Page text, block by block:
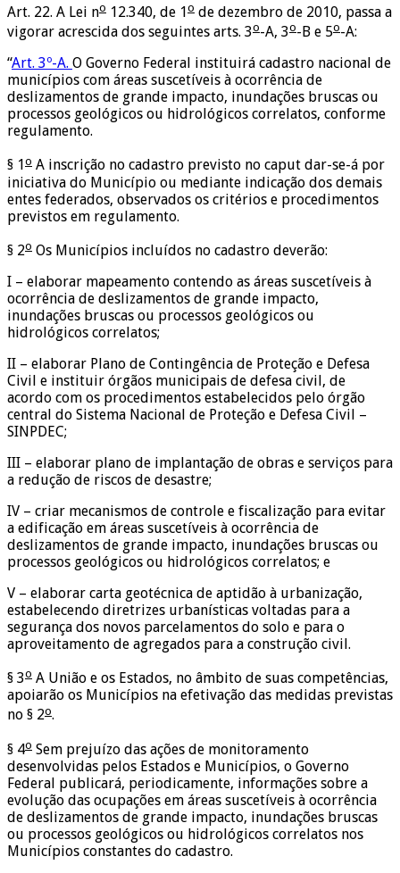
Art. 22. A Lei no 12.340, de 1 o de dezembro de 2010, passa a
vigorar acrescida dos seguintes arts. 3o-A, 3o-B e 5o-A:
“Art. 3º-A. O Governo Federal instituirá cadastro nacional de
municípios com áreas suscetíveis à ocorrência de
deslizamentos de grande impacto, inundações bruscas ou
processos geológicos ou hidrológicos correlatos, conforme
regulamento.
§ 1o A inscrição no cadastro previsto no caput dar-se-á por
iniciativa do Município ou mediante indicação dos demais
entes federados, observados os critérios e procedimentos
previstos em regulamento.
§ 2o Os Municípios incluídos no cadastro deverão:
I – elaborar mapeamento contendo as áreas suscetíveis à
ocorrência de deslizamentos de grande impacto,
inundações bruscas ou processos geológicos ou
hidrológicos correlatos;
II – elaborar Plano de Contingência de Proteção e Defesa
Civil e instituir órgãos municipais de defesa civil, de
acordo com os procedimentos estabelecidos pelo órgão
central do Sistema Nacional de Proteção e Defesa Civil –
SINPDEC;
III – elaborar plano de implantação de obras e serviços para
a redução de riscos de desastre;
IV – criar mecanismos de controle e fiscalização para evitar
a edificação em áreas suscetíveis à ocorrência de
deslizamentos de grande impacto, inundações bruscas ou
processos geológicos ou hidrológicos correlatos; e
V – elaborar carta geotécnica de aptidão à urbanização,
estabelecendo diretrizes urbanísticas voltadas para a
segurança dos novos parcelamentos do solo e para o
aproveitamento de agregados para a construção civil.
§ 3o A União e os Estados, no âmbito de suas competências,
apoiarão os Municípios na efetivação das medidas previstas
no § 2o.
§ 4o Sem prejuízo das ações de monitoramento
desenvolvidas pelos Estados e Municípios, o Governo
Federal publicará, periodicamente, informações sobre a
evolução das ocupações em áreas suscetíveis à ocorrência
de deslizamentos de grande impacto, inundações bruscas
ou processos geológicos ou hidrológicos correlatos nos
Municípios constantes do cadastro.